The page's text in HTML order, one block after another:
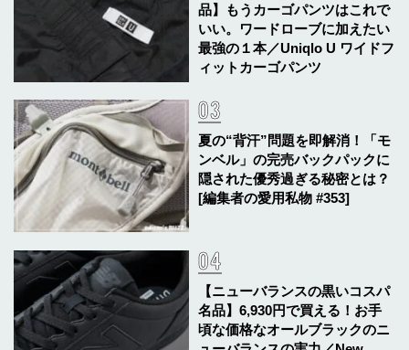
品】もうカーゴパンツはこれで
いい。ワードローブに加えたい
最強の１本／Uniqlo U ワイドフ
ィットカーゴパンツ
夏の“背汗”問題を即解消！「モ
ンベル」の完売バックパックに
隠された優秀過ぎる秘密とは？
[編集者の愛用私物 #353]
【ニューバランスの黒いコスパ
名品】6,930円で買える！お手
頃な価格なオールブラックのニ